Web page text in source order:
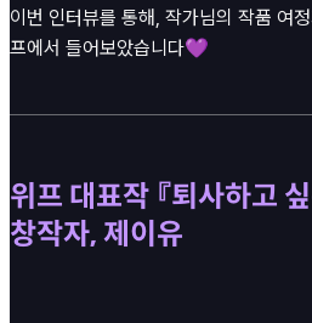
이번 인터뷰를 통해, 작가님의 작품 여
프에서 들어보았습니다💜
위프 대표작 『퇴사하고
창작자, 제이유